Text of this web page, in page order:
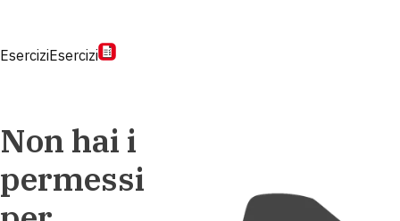
EserciziEsercizi
Non hai i
permessi